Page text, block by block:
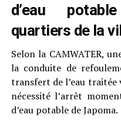
d’eau
quartiers de la
Selon la CAMWATER,
la conduite de
transfert de l’eau traitée
nécessité l’arrêt
d’eau potable de Japoma.